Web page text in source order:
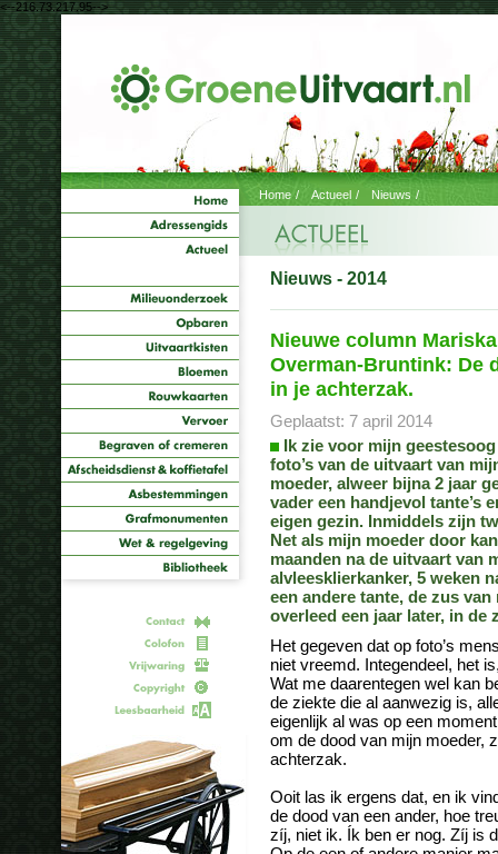
<--216.73.217.95-->
Home / Actueel / Nieuws /
Nieuws - 2014
Nieuwe column Mariska
Overman-Bruntink: De
in je achterzak.
Geplaatst: 7 april 2014
Ik zie voor mijn
foto’s van de uitvaart van
moeder, alweer bijna 2 jaar
vader een handjevol tante’s
eigen gezin. Inmiddels zijn
Net als mijn moeder door
maanden na de uitvaart van
alvleesklierkanker, 5 weken
een andere tante, de zus
overleed een jaar later, in de
Het gegeven dat op foto’s
niet vreemd. Integendeel, het
Wat me daarentegen wel kan
de ziekte die al aanwezig is,
eigenlijk al was op een
om de dood van mijn moeder,
achterzak.
Ooit las ik ergens dat, en ik
de dood van een ander, hoe
zíj, niet ik. Ík ben er nog. Zíj is